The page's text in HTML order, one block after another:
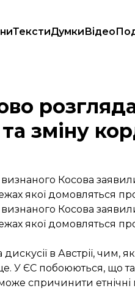
ТекстиДумкиВідео
угоди та зміну кордонів
зміну
визнаного Косова
якої домовляться
визнаного Косова
якої домовляться
в Австрії, чим,
У ЄС побоюються, що
спричинити етнічні